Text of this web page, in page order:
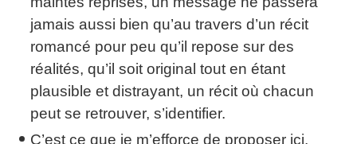
jamais aussi bien qu’au travers d’un récit
romancé pour peu qu’il repose sur des
réalités, qu’il soit original tout en étant
plausible et distrayant, un récit où chacun
peut se retrouver, s’identifier.
C’est ce que je m’efforce de proposer ici.